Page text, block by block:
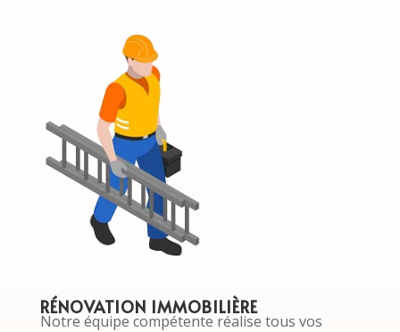
RÉNOVATION IMMOBILIÈRE
Notre équipe compétente réalise tous vos